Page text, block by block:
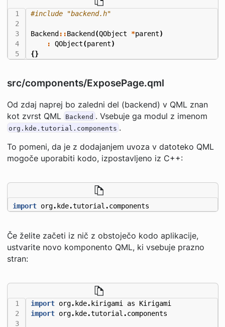
#include "backend.h"
Backend ::Backend (QObject *parent)
:
QObject(parent)
{}
src/components/ExposePage.qml
Od zdaj naprej bo zaledni del (backend) v QML znan
kot zvrst QML
Backend . Vsebuje ga modul z imenom
org.kde.tutorial.components .
To pomeni, da je z dodajanjem uvoza v datoteko QML
mogoče uporabiti kodo, izpostavljeno iz C++:
import org. kde.tutorial .components
Če želite začeti iz nič z obstoječo kodo aplikacije,
ustvarite novo komponento QML, ki vsebuje prazno
stran:
import org. kde. kirigami as
Kirigami
import org. kde.tutorial .components